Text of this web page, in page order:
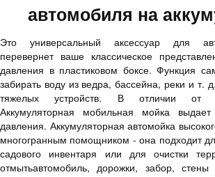
автомобиля на
Это универсальный аксессуар для
перевернет ваше классическое
давления в пластиковом боксе. Функция
забирать воду из ведра, бассейна, реки и т.
тяжелых устройств. В отличии от
Аккумуляторная мобильная мойка
давления. Аккумуляторная автомойка
многогранным помощником - она подходит
садового инвентаря или для очистки
отмытьавтомобиль, дорожки, забор,